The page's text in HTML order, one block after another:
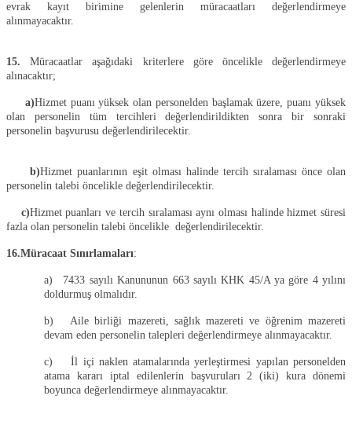
evrak kayıt birimine gelenlerin müracaatları değerlendirmeye
alınmayacaktır.
15. Müracaatlar aşağıdaki kriterlere göre öncelikle değerlendirmeye
alınacaktır;
a)Hizmet puanı yüksek olan personelden başlamak üzere, puanı yüksek
olan personelin tüm tercihleri değerlendirildikten sonra bir sonraki
personelin başvurusu değerlendirilecektir.
b)Hizmet puanlarının eşit olması halinde tercih sıralaması önce olan
personelin talebi öncelikle değerlendirilecektir.
c)Hizmet puanları ve tercih sıralaması aynı olması halinde hizmet süresi
fazla olan personelin talebi öncelikle değerlendirilecektir.
16.Müracaat Sınırlamaları:
a)
7433 sayılı Kanununun 663 sayılı KHK 45/A ya göre 4 yılını
doldurmuş olmalıdır.
b)
Aile birliği mazereti, sağlık mazereti ve öğrenim mazereti
devam eden personelin talepleri değerlendirmeye alınmayacaktır.
c)
İl içi naklen atamalarında yerleştirmesi yapılan personelden
atama kararı iptal edilenlerin başvuruları 2 (iki) kura dönemi
boyunca değerlendirmeye alınmayacaktır.